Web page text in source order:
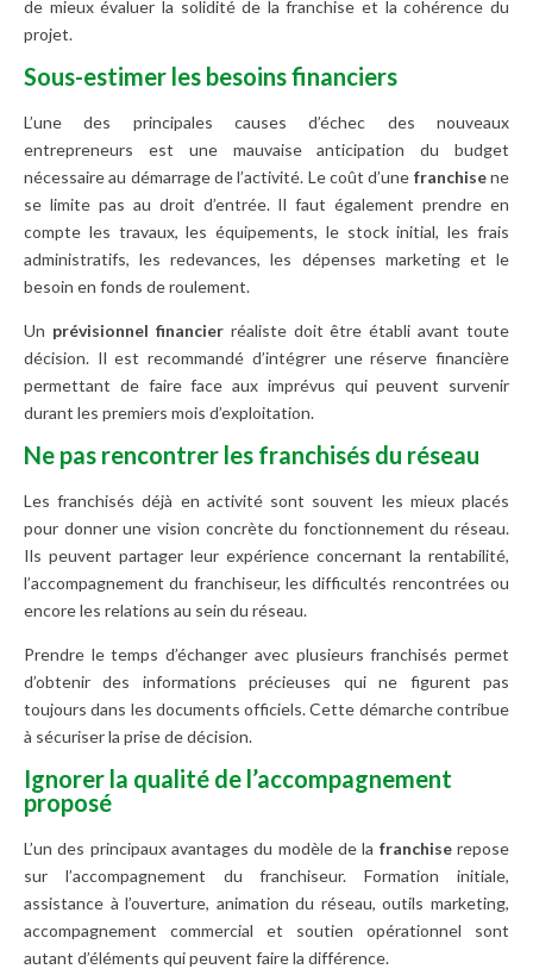
de mieux évaluer la solidité de la franchise et la cohérence du
projet.
Sous-estimer les besoins financiers
L’une des principales causes d’échec des nouveaux
entrepreneurs est une mauvaise anticipation du budget
nécessaire au démarrage de l’activité. Le coût d’une franchisene
se limite pas au droit d’entrée. Il faut également prendre en
compte les travaux, les équipements, le stock initial, les frais
administratifs, les redevances, les dépenses marketing et le
besoin en fonds de roulement.
Un prévisionnel financierréaliste doit être établi avant toute
décision. Il est recommandé d’intégrer une réserve financière
permettant de faire face aux imprévus qui peuvent survenir
durant les premiers mois d’exploitation.
Ne pas rencontrer les franchisés du réseau
Les franchisés déjà en activité sont souvent les mieux placés
pour donner une vision concrète du fonctionnement du réseau.
Ils peuvent partager leur expérience concernant la rentabilité,
l’accompagnement du franchiseur, les difficultés rencontrées ou
encore les relations au sein du réseau.
Prendre le temps d’échanger avec plusieurs franchisés permet
d’obtenir des informations précieuses qui ne figurent pas
toujours dans les documents officiels. Cette démarche contribue
à sécuriser la prise de décision.
Ignorer la qualité de l’accompagnement
proposé
L’un des principaux avantages du modèle de la franchiserepose
sur l’accompagnement du franchiseur. Formation initiale,
assistance à l’ouverture, animation du réseau, outils marketing,
accompagnement commercial et soutien opérationnel sont
autant d’éléments qui peuvent faire la différence.